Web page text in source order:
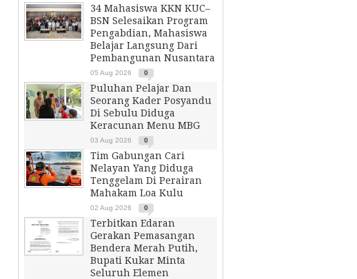
34 Mahasiswa KKN KUC–
BSN Selesaikan Program
Pengabdian, Mahasiswa
Belajar Langsung Dari
Pembangunan Nusantara
05 Aug 2026 0
Puluhan Pelajar Dan
Seorang Kader Posyandu
Di Sebulu Diduga
Keracunan Menu MBG
03 Aug 2026 0
Tim Gabungan Cari
Nelayan Yang Diduga
Tenggelam Di Perairan
Mahakam Loa Kulu
02 Aug 2026 0
Terbitkan Edaran
Gerakan Pemasangan
Bendera Merah Putih,
Bupati Kukar Minta
Seluruh Elemen